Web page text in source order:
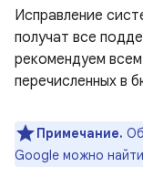
Исправление
получат все
рекомендуем
перечисленных в
Примечание.
Google можно